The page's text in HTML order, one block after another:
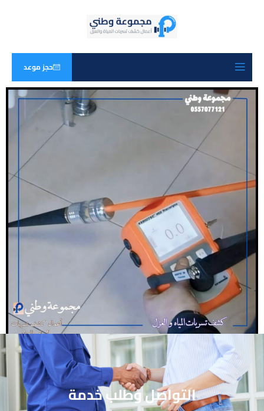
حجز موعد
التواصل وطلب خدمة